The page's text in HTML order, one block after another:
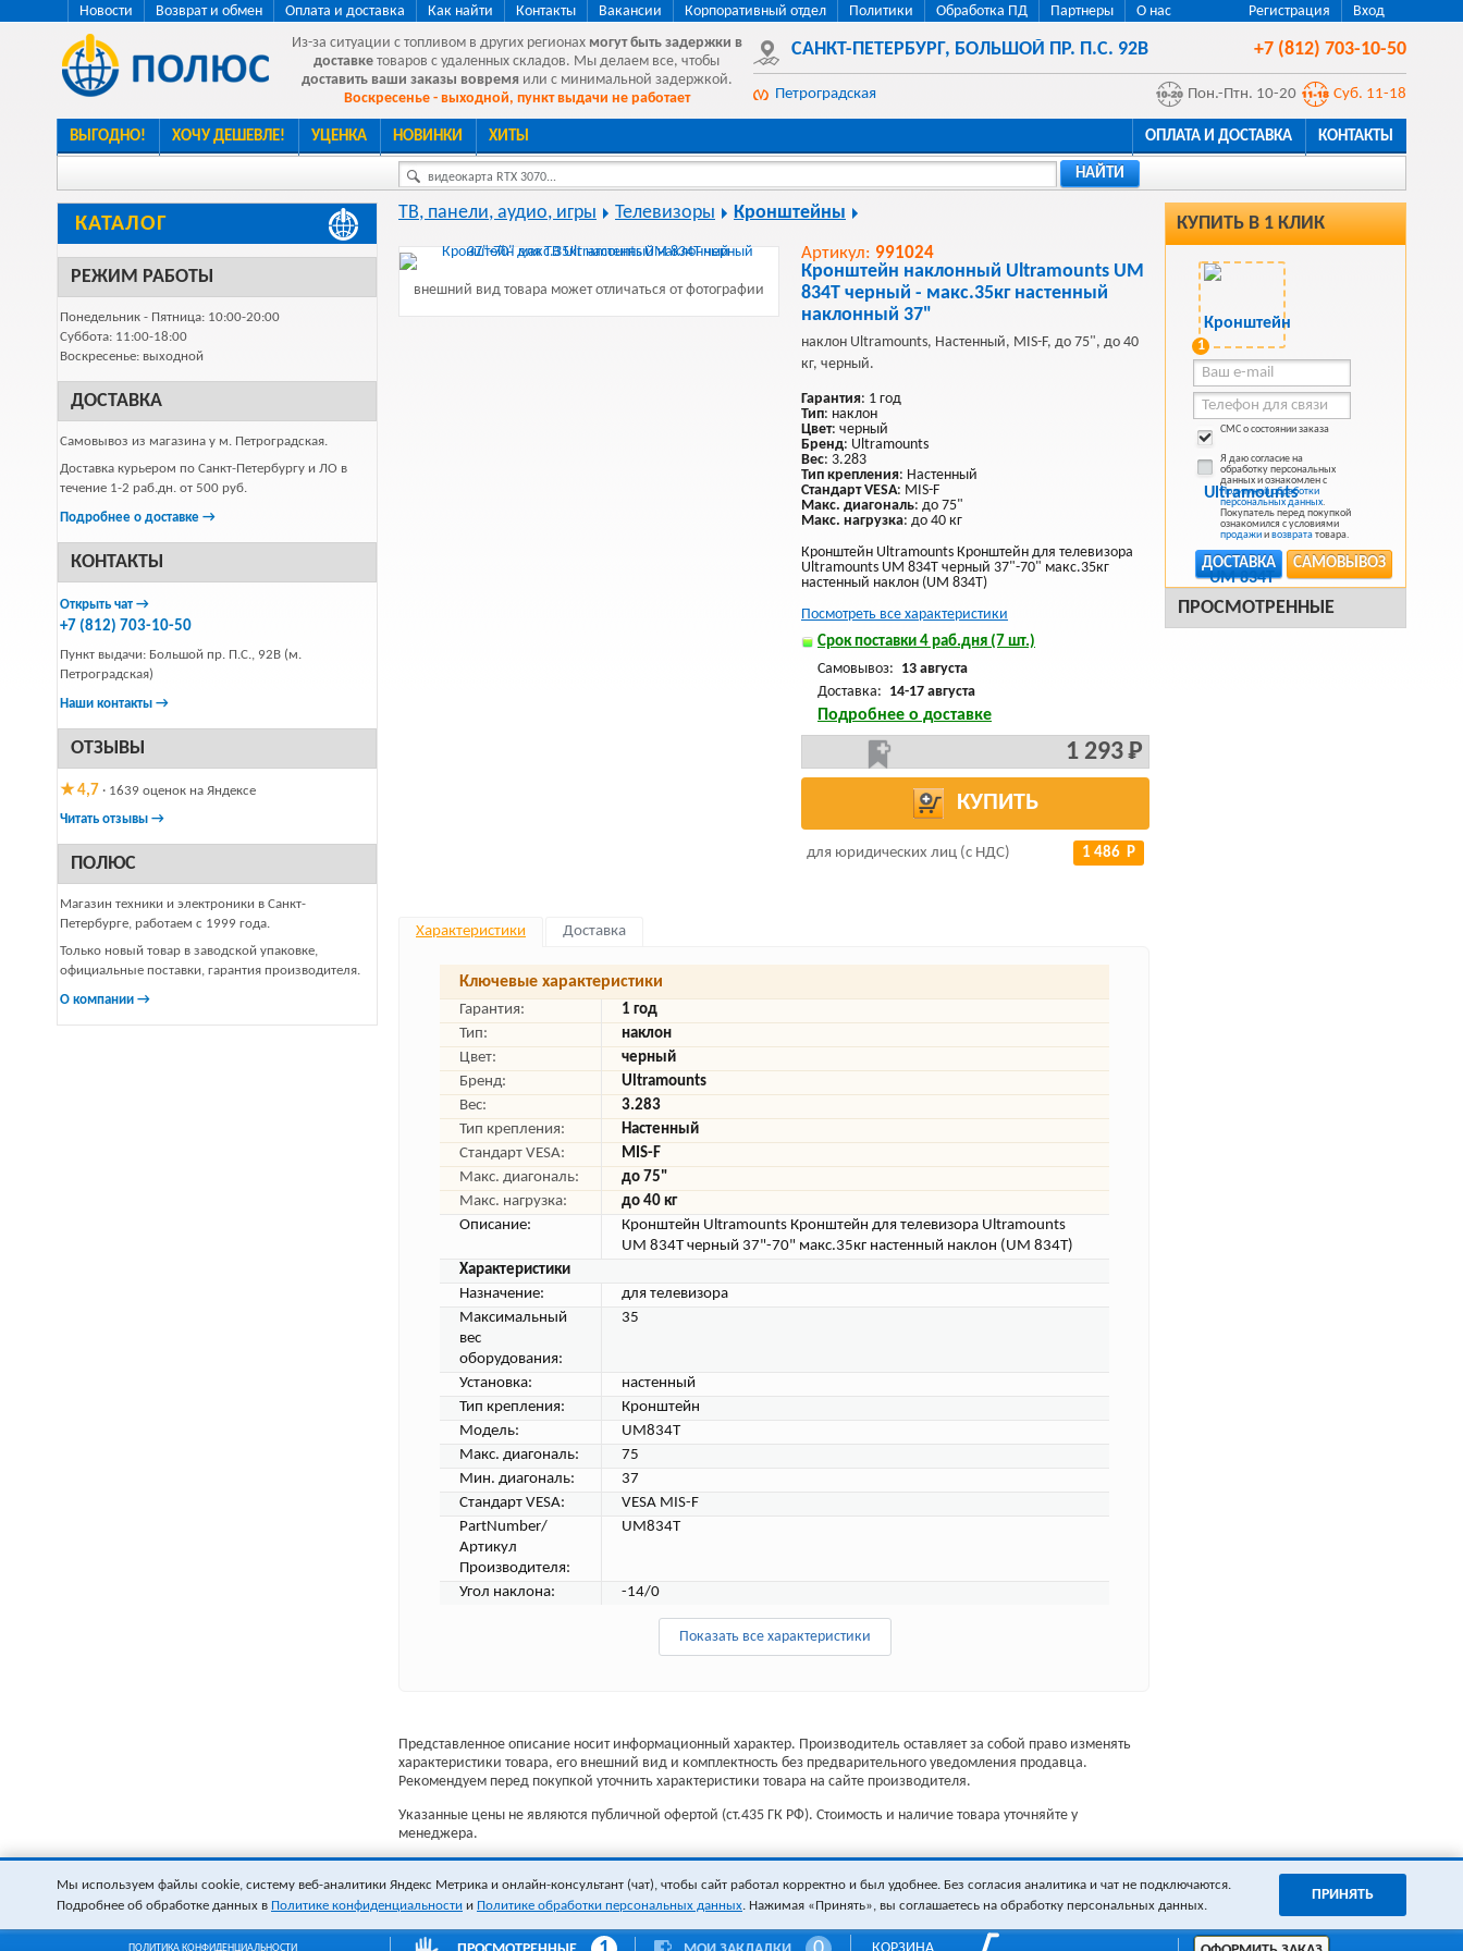
Регистрация Вход
Новости Возврат и обмен Оплата и доставка Как найти Контакты Вакансии Корпоративный отдел Политики Обработка ПД Партнеры
О нас
Из-за ситуации с топливом в других регионах могут быть задержки в
доставке товаров с удаленных складов. Мы делаем все, чтобы
доставить ваши заказы вовремя или с минимальной задержкой.
Воскресенье - выходной, пункт выдачи не работает
САНКТ-ПЕТЕРБУРГ, БОЛЬШОЙ ПР. П.С. 92В +7 (812) 703-10-50
Петроградская Пон.-Птн. 10-20 Суб. 11-18
ВЫГОДНО! ХОЧУ ДЕШЕВЛЕ! УЦЕНКА НОВИНКИ ХИТЫ ОПЛАТА И ДОСТАВКА КОНТАКТЫ
видеокарта RTX 3070... НАЙТИ
КАТАЛОГ
РЕЖИМ РАБОТЫ
Понедельник - Пятница: 10:00-20:00
Суббота: 11:00-18:00
Воскресенье: выходной
ДОСТАВКА
Самовывоз из магазина у м. Петроградская.
Доставка курьером по Санкт-Петербургу и ЛО в
течение 1-2 раб.дн. от 500 руб.
Подробнее о доставке →
КОНТАКТЫ
Открыть чат →
+7 (812) 703-10-50
Пункт выдачи: Большой пр. П.С., 92В (м.
Петроградская)
Наши контакты →
ОТЗЫВЫ
★ 4,7 · 1639 оценок на Яндексе
Читать отзывы →
ПОЛЮС
Магазин техники и электроники в Санкт-
Петербурге, работаем с 1999 года.
Только новый товар в заводской упаковке,
официальные поставки, гарантия производителя.
О компании →
КУПИТЬ В 1 КЛИК
1
СМС о состоянии заказа
Я даю согласие на
обработку персональных
данных и ознакомлен с
Политикой обработки
персональных данных.
Покупатель перед покупкой
ознакомился с условиями
продажиивозврататовара.
САМОВЫВОЗ
ДОСТАВКА
ПРОСМОТРЕННЫЕ
ТВ, панели, аудио, игры Телевизоры Кронштейны
внешний вид товара может отличаться от фотографии
Артикул: 991024
Кронштейн наклонный Ultramounts UM
834T черный - макс.35кг настенный
наклонный 37"
наклон Ultramounts, Настенный, MIS-F, до 75", до 40
кг, черный.
Гарантия: 1 год
Тип: наклон
Цвет: черный
Бренд: Ultramounts
Вес: 3.283
Тип крепления: Настенный
Стандарт VESA: MIS-F
Макс. диагональ: до 75"
Макс. нагрузка: до 40 кг
Кронштейн Ultramounts Кронштейн для телевизора
Ultramounts UM 834T черный 37"-70" макс.35кг
настенный наклон (UM 834T)
Посмотреть все характеристики
Срок поставки 4 раб.дня (7 шт.)
Самовывоз: 13 августа
Доставка: 14-17 августа
Подробнее о доставке
1 293 Р
КУПИТЬ
для юридических лиц (с НДС) 1 486 Р
Характеристики Доставка
Ключевые характеристики
Гарантия:
1 год
Тип:
наклон
Цвет:
черный
Бренд:
Ultramounts
Вес:
3.283
Тип крепления:
Настенный
Стандарт VESA:
MIS-F
Макс. диагональ:
до 75"
Макс. нагрузка:
до 40 кг
Описание:
Кронштейн Ultramounts Кронштейн для телевизора Ultramounts
UM 834T черный 37"-70" макс.35кг настенный наклон (UM 834T)
Характеристики
Назначение:
для телевизора
Максимальный
вес
оборудования:
35
Установка:
настенный
Тип крепления:
Кронштейн
Модель:
UM834T
Макс. диагональ:
75
Мин. диагональ:
37
Стандарт VESA:
VESA MIS-F
PartNumber/
Артикул
Производителя:
UM834T
Угол наклона: -14/0
Показать все характеристики
Представленное описание носит информационный характер. Производитель оставляет за собой право изменять
характеристики товара, его внешний вид и комплектность без предварительного уведомления продавца.
Рекомендуем перед покупкой уточнить характеристики товара на сайте производителя.
Указанные цены не являются публичной офертой (ст.435 ГК РФ). Стоимость и наличие товара уточняйте у
менеджера.
ПОЛИТИКА КОНФИДЕНЦИАЛЬНОСТИ
Мы используем файлы cookie, систему веб-аналитики Яндекс Метрика и онлайн-консультант (чат), чтобы сайт работал корректно и был удобнее. Без согласия аналитика и чат не подключаются.
Подробнее об обработке данных в Политике конфиденциальности и Политике обработки персональных данных . Нажимая «Принять», вы соглашаетесь на обработку персональных данных.
ПРИНЯТЬ